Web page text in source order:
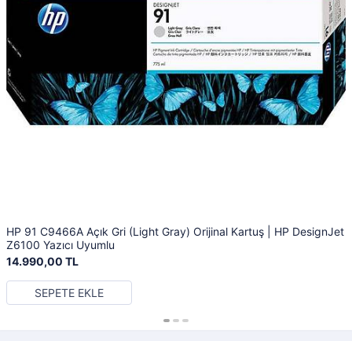
HP 91 C9466A Açık Gri (Light Gray) Orijinal Kartuş | HP DesignJet
Z6100 Yazıcı Uyumlu
14.990,00 TL
SEPETE EKLE